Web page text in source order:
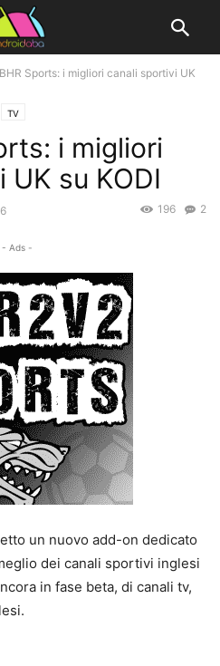
Sports: i migliori canali sportivi UK
TV
i migliori
su KODI
2
196
- Ads -
un nuovo add-on dedicato
dei canali sportivi inglesi
in fase beta, di canali tv,